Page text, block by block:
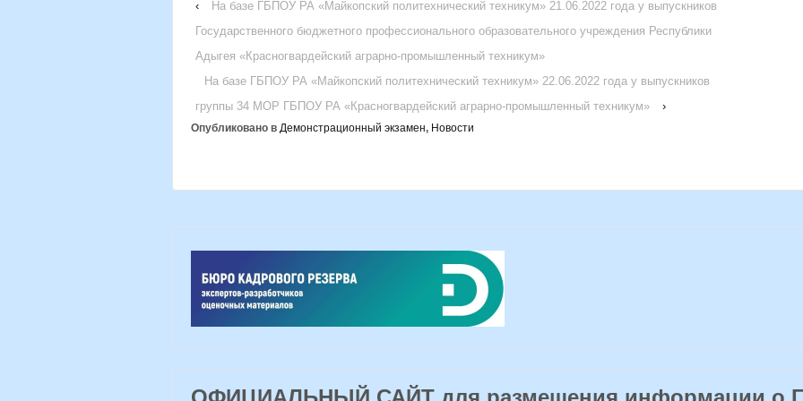
‹
На базе ГБПОУ РА «Майкопский политехнический техникум» 21.06.2022 года у выпускников
Государственного бюджетного профессионального образовательного учреждения Республики
Адыгея «Красногвардейский аграрно-промышленный техникум»
На базе ГБПОУ РА «Майкопский политехнический техникум» 22.06.2022 года у выпускников
группы 34 МОР ГБПОУ РА «Красногвардейский аграрно-промышленный техникум»
›
Опубликовано в Демонстрационный экзамен, Новости